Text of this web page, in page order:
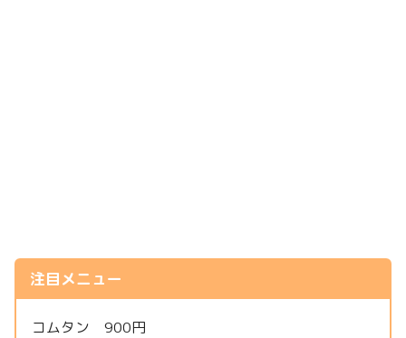
注目メニュー
コムタン 900円